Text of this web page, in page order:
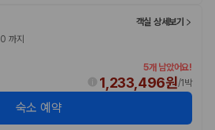
가격비교
합하며 제주 렌트카 최저가를 찾는 사용자
선택되며 가격과 승차감의 균형이 좋은 차
객실 상세보기
까지
5개 남았어요!
1,233,496원/1박
숙소 예약